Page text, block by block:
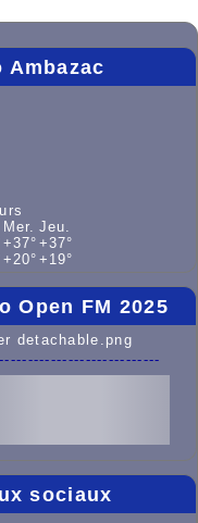
Ambazac
Mer. Jeu.
+37° +37°
+20° + 19°
Open FM 2025
sociaux